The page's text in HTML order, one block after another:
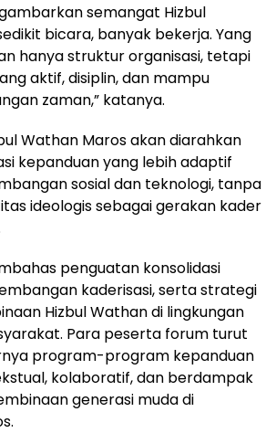
semangat Hizbul
bicara, banyak bekerja. Yang
hanya struktur organisasi, tetapi
aktif, disiplin, dan mampu
zaman,” katanya.
Wathan Maros akan diarahkan
kepanduan yang lebih adaptif
sosial dan teknologi, tanpa
ideologis sebagai gerakan kader
penguatan konsolidasi
kaderisasi, serta strategi
Hizbul Wathan di lingkungan
Para peserta forum turut
program-program kepanduan
kolaboratif, dan berdampak
generasi muda di